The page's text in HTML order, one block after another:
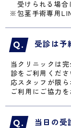
受けられる場合
※包茎手術専用
受診は予
当クリニックは
診をご利用くだ
応スタッフが限
ご利用にご協力を
当日の受